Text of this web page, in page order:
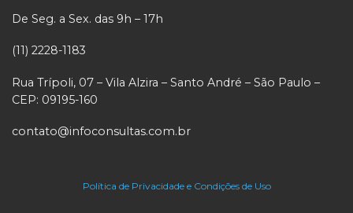
De Seg. a Sex. das 9h – 17h
(11) 2228-1183
Rua Trípoli, 07 – Vila Alzira – Santo André – São Paulo –
CEP: 09195-160
contato@infoconsultas.com.br
Política de Privacidade e Condições de Uso